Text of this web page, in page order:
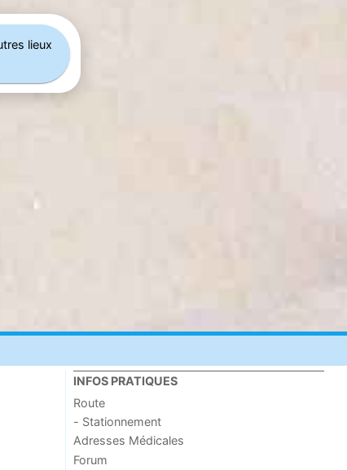
lieux
INFOS PRATIQUES
Route
- Stationnement
Adresses Médicales
Forum